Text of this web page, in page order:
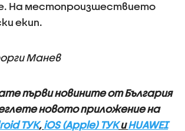
На местопроизшествието
екип.
Манев
първи новините от България
новото приложение на
ТУК, iOS (Apple) ТУКиHUAWEI